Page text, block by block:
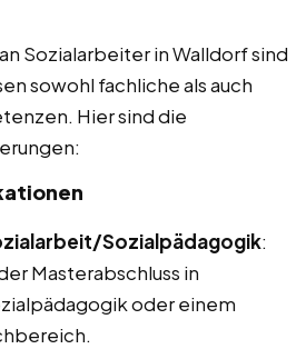
Sozialarbeiter in Walldorf sind
sowohl fachliche als auch
Hier sind die
Sozialpädagogik:
Masterabschluss in
oder einem